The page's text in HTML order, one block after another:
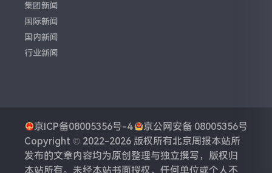
集团新闻
国际新闻
国内新闻
行业新闻
京ICP备08005356号-4
京公网安备 08005356号
Copyright © 2022-2026 版权所有北京周报本站所
发布的文章内容均为原创整理与独立撰写，版权归
本站所有。未经本站书面授权，任何单位或个人不